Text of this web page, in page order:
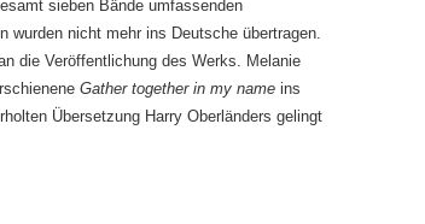
sieben Bände umfassenden
wurden nicht mehr ins Deutsche übertragen.
die Veröffentlichung des Werks. Melanie
Gather together in my name ins
Übersetzung Harry Oberländers gelingt